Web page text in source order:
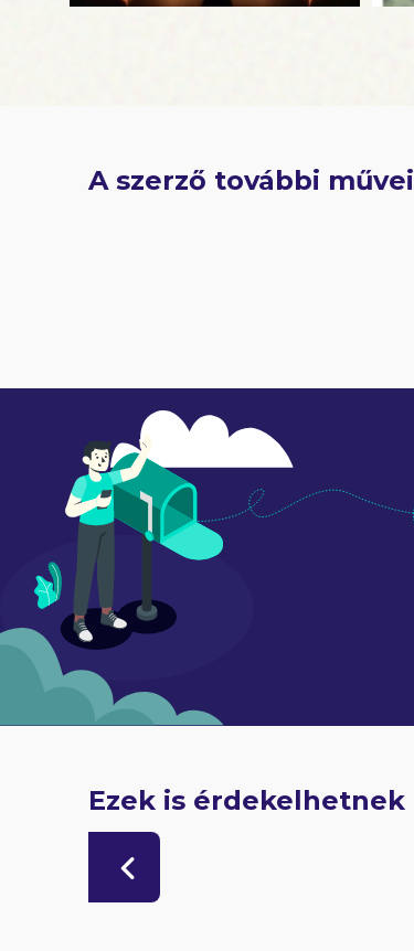
A szerző további művei
Ezek is érdekelhetnek